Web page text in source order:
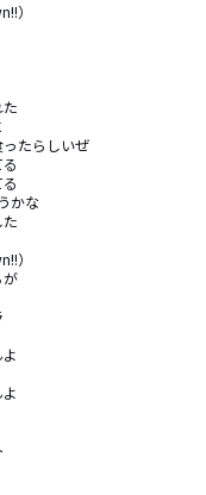
）
たらしいぜ
かな
）
が